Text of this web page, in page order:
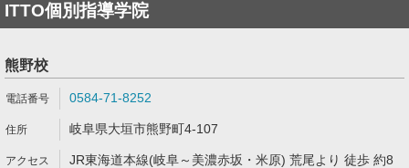
ITTO個別指導学院
熊野校
0584-71-8252
岐阜県大垣市熊野町4-107
JR東海道本線(岐阜～美濃赤坂・米原) 荒尾より 徒歩 約8